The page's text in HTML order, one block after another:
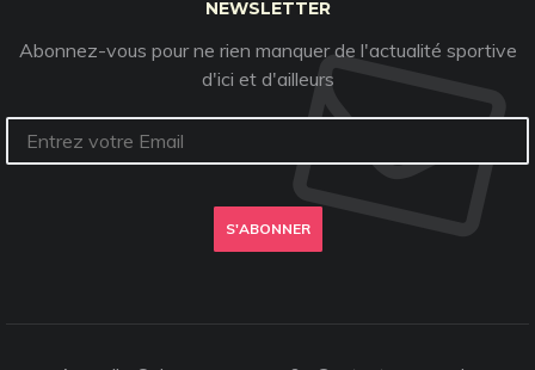
NEWSLETTER
Abonnez-vous pour ne rien manquer de l'actualité sportive
d'ici et d'ailleurs
S'ABONNER